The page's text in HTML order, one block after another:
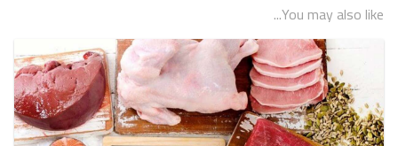
You may also like...